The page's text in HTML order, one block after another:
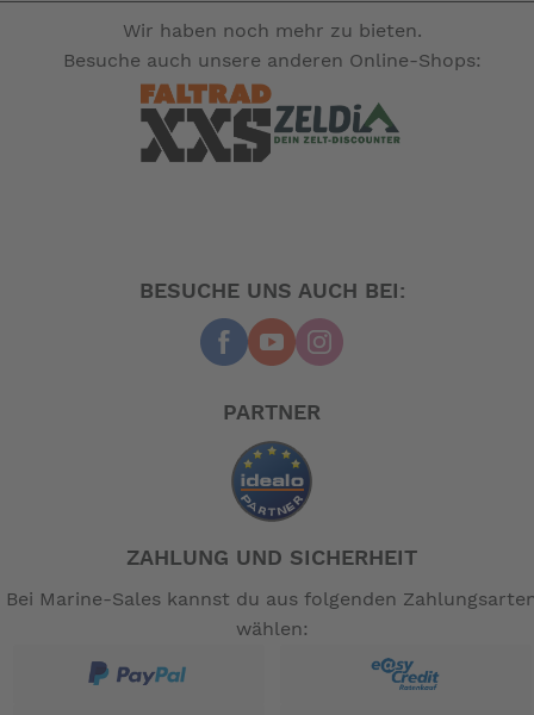
Wir haben noch mehr zu bieten.
Besuche auch unsere anderen Online-Shops:
BESUCHE UNS AUCH BEI:
PARTNER
ZAHLUNG UND SICHERHEIT
Bei Marine-Sales kannst du aus folgenden
wählen: